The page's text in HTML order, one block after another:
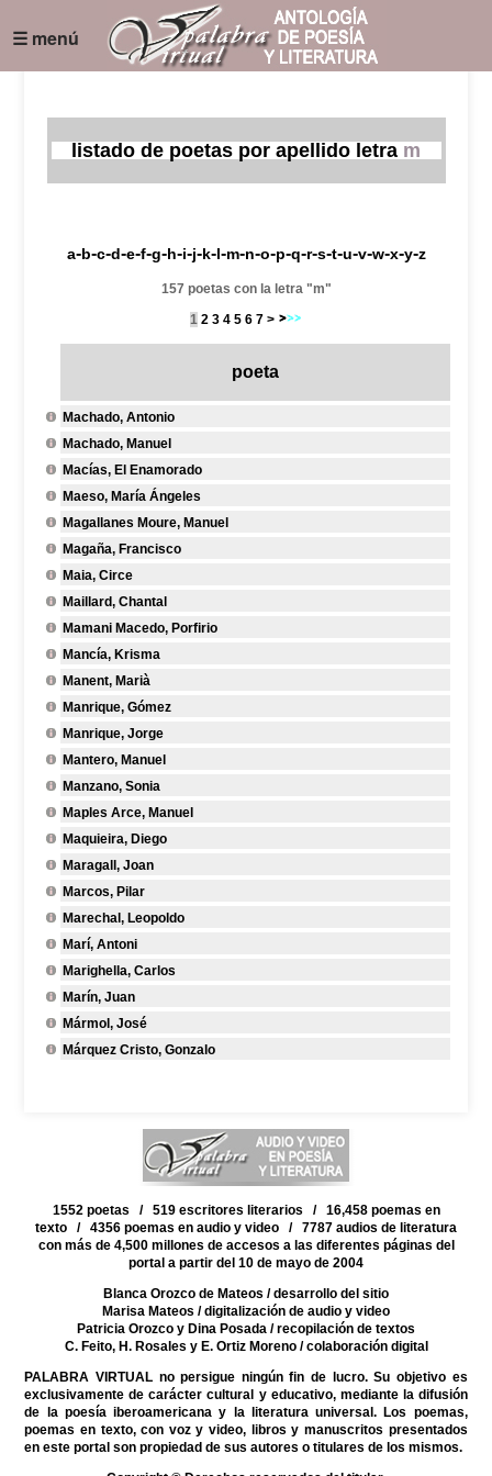
☰ menú
listado de poetas por apellido letra m
a-b-c-d-e-f-g-h-i-j-k-l-m-n-o-p-q-r-s-t-u-v-w-x-y-z
157 poetas con la letra "m"
1 2 3 4 5 6 7 >
poeta
Machado, Antonio
Machado, Manuel
Macías, El Enamorado
Maeso, María Ángeles
Magallanes Moure, Manuel
Magaña, Francisco
Maia, Circe
Maillard, Chantal
Mamani Macedo, Porfirio
Mancía, Krisma
Manent, Marià
Manrique, Gómez
Manrique, Jorge
Mantero, Manuel
Manzano, Sonia
Maples Arce, Manuel
Maquieira, Diego
Maragall, Joan
Marcos, Pilar
Marechal, Leopoldo
Marí, Antoni
Marighella, Carlos
Marín, Juan
Mármol, José
Márquez Cristo, Gonzalo
1552 poetas / 519 escritores literarios / 16,458 poemas en
texto / 4356 poemas en audio y video / 7787 audios de literatura
con más de 4,500 millones de accesos a las diferentes páginas del
portal a partir del 10 de mayo de 2004
Blanca Orozco de Mateos / desarrollo del sitio
Marisa Mateos / digitalización de audio y video
Patricia Orozco y Dina Posada / recopilación de textos
C. Feito, H. Rosales y E. Ortiz Moreno/ colaboración digital
PALABRA VIRTUAL no persigue ningún fin de lucro. Su objetivo es
exclusivamente de carácter cultural y educativo, mediante la difusión
de la poesía iberoamericana y la literatura universal. Los poemas,
poemas en texto, con voz y video, libros y manuscritos presentados
en este portal son propiedad de sus autores o titulares de los mismos.